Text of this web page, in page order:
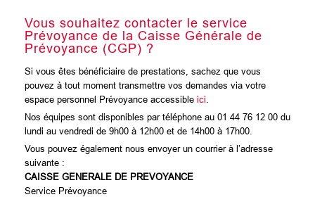
Vous souhaitez contacter le service
Prévoyance de la Caisse Générale de
Prévoyance (CGP) ?
Si vous êtes bénéficiaire de prestations, sachez que vous
pouvez à tout moment transmettre vos demandes via votre
espace personnel Prévoyance accessible ici
Nos équipes sont disponibles par téléphone au 01 44 76 12 00 du
lundi au vendredi de 9h00 à 12h00 et de 14h00 à 17h00.
Vous pouvez également nous envoyer un courrier à l’adresse
suivante :
CAISSE GENERALE DE PREVOYANCE
Service Prévoyance